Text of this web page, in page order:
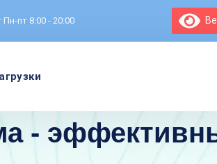
Пн-пт 8:00 - 20:00
-